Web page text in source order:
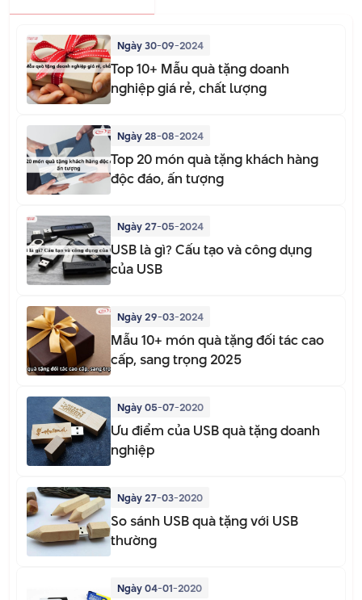
Ngày 30-09-2024
Top 10+ Mẫu quà tặng doanh
nghiệp giá rẻ, chất lượng
Ngày 28-08-2024
Top 20 món quà tặng khách hàng
độc đáo, ấn tượng
Ngày 27-05-2024
USB là gì? Cấu tạo và công dụng
của USB
Ngày 29-03-2024
Mẫu 10+ món quà tặng đối tác cao
cấp, sang trọng 2025
Ngày 05-07-2020
Ưu điểm của USB quà tặng doanh
nghiệp
Ngày 27-03-2020
So sánh USB quà tặng với USB
thường
Ngày 04-01-2020